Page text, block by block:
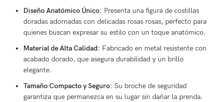
Diseño Anatómico Único: Presenta una figura de costillas
doradas adornadas con delicadas rosas rosas, perfecto para
quienes buscan expresar su estilo con un toque anatómico.
Material de Alta Calidad: Fabricado en metal resistente con
acabado dorado, que asegura durabilidad y un brillo
elegante.
Tamaño Compacto y Seguro: Su broche de seguridad
garantiza que permanezca en su lugar sin dañar la prenda.